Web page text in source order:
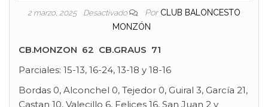
2 marzo, 2025 Desactivado Por CLUB BALONCESTO
MONZÓN
CB.MONZON 62 CB.GRAUS 71
Parciales: 15-13, 16-24, 13-18 y 18-16
Bordas 0, Alconchel 0, Tejedor 0, Guiral 3, García 21,
Castan 10, Valecillo 6, Felices 16, San Juan 2 y